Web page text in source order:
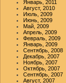
Январь, 2011
Август, 2010
Июль, 2009
Июнь, 2009
Май, 2009
Апрель, 2009
Февраль, 2009
Январь, 2009
Сентябрь, 2008
Декабрь, 2007
Ноябрь, 2007
Октябрь, 2007
Сентябрь, 2007
Август, 2007